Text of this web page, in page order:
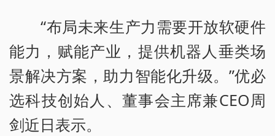
“布局未来生产力需要开放软硬件
能力，赋能产业，提供机器人垂类场
景解决方案，助力智能化升级。”优必
选科技创始人、董事会主席兼CEO周
剑近日表示。